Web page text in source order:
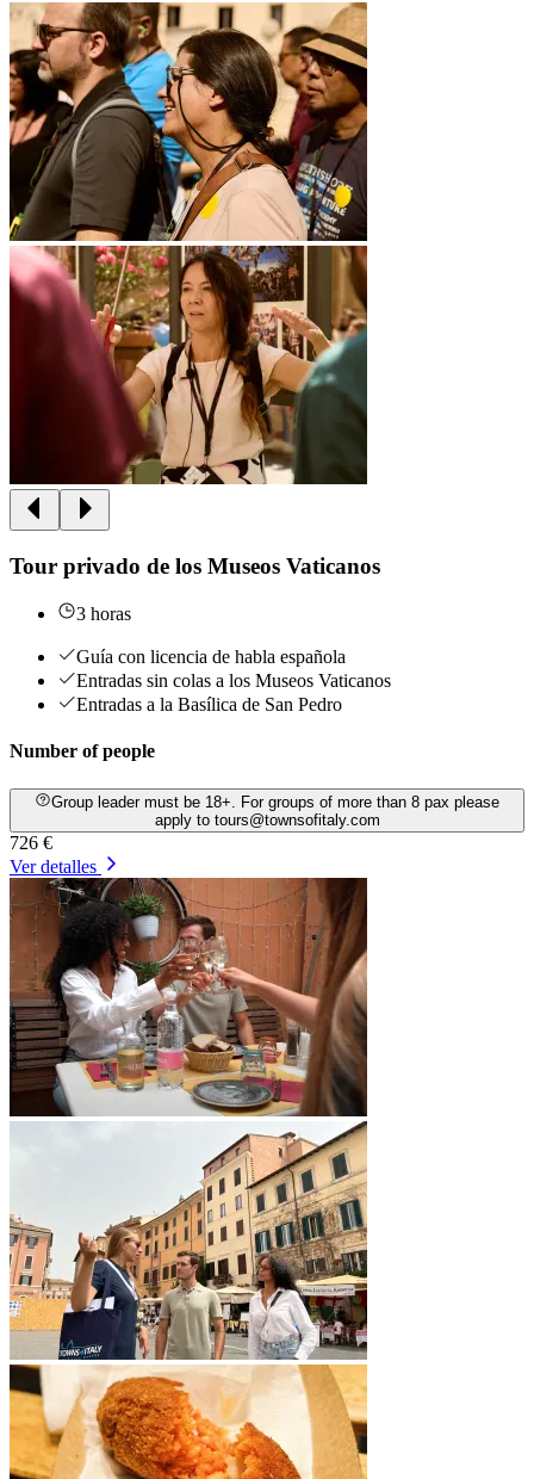
Tour privado de los Museos Vaticanos
3 horas
Guía con licencia de habla española
Entradas sin colas a los Museos Vaticanos
Entradas a la Basílica de San Pedro
Number of people
Group leader must be 18+. For groups of more than 8 pax please
apply to tours@townsofitaly.com
726 €
Ver detalles